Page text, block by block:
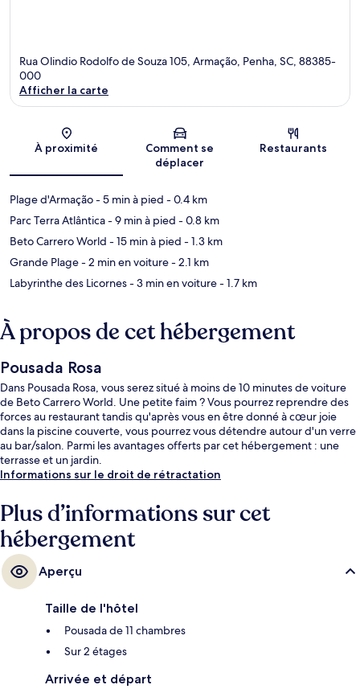
Rua Olindio Rodolfo de Souza 105, Armação, Penha, SC, 88385-
000
Afficher la carte
À proximité
Comment se
déplacer
Restaurants
Plage d'Armação- 5 min à pied - 0.4 km
Parc Terra Atlântica- 9 min à pied - 0.8 km
Beto Carrero World - 15 min à pied - 1.3 km
Grande Plage- 2 min en voiture- 2.1 km
Labyrinthe des Licornes- 3 min en voiture- 1.7 km
À propos de cet hébergement
Pousada Rosa
Dans Pousada Rosa, vous serez situé à moins de 10 minutes de voiture
de Beto Carrero World. Une petite faim ? Vous pourrez reprendre des
forces au restaurant tandis qu'après vous en être donné à cœur joie
dans la piscine couverte, vous pourrez vous détendre autour d'un verre
au bar/salon. Parmi les avantages offerts par cet hébergement : une
terrasse et un jardin.
Informations sur le droit de rétractation
Plus d’informations sur cet
hébergement
Aperçu
Taille de l'hôtel
Pousada de 11 chambres
Sur 2 étages
Arrivée et départ